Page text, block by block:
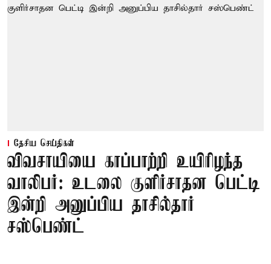
தேசிய செய்திகள்
விவசாயியை காப்பாற்றி உயிரிழந்த
வாலிபர்: உடலை குளிர்சாதன பெட்டி
இன்றி அனுப்பிய தாசில்தார்
சஸ்பெண்ட்